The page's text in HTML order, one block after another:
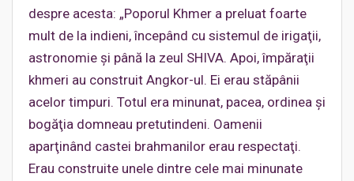
despre acesta: „Poporul Khmer a preluat foarte
mult de la indieni, începând cu sistemul de irigaţii,
astronomie şi până la zeul SHIVA. Apoi, împăraţii
khmeri au construit Angkor-ul. Ei erau stăpânii
acelor timpuri. Totul era minunat, pacea, ordinea şi
bogăţia domneau pretutindeni. Oamenii
aparţinând castei brahmanilor erau respectaţi.
Erau construite unele dintre cele mai minunate